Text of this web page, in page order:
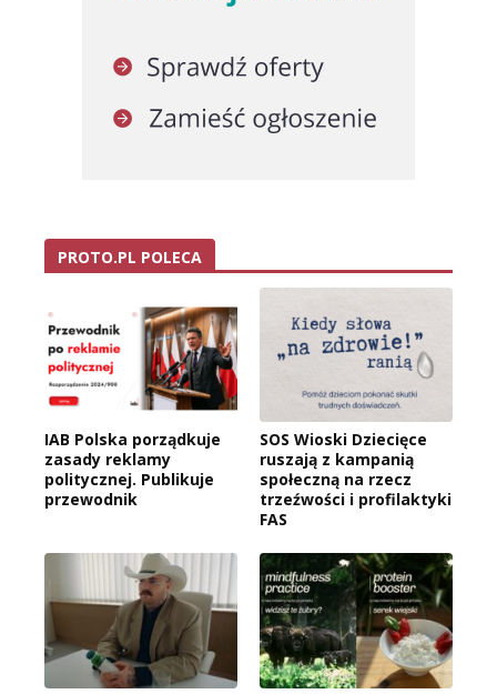
PROTO.PL POLECA
IAB Polska porządkuje
zasady reklamy
politycznej. Publikuje
przewodnik
SOS Wioski Dziecięce
ruszają z kampanią
społeczną na rzecz
trzeźwości i profilaktyki
FAS